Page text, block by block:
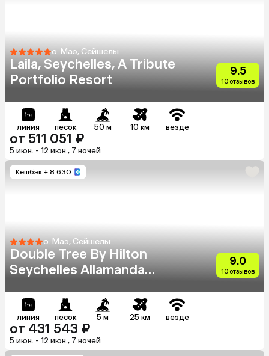
о. Маэ, Сейшелы
Laila, Seychelles, A Tribute
Portfolio Resort
9.5
10 отзывов
линия песок 50 м 10 км везде
от 511 051 ₽
5 июн. - 12 июн., 7 ночей
Кешбэк + 8 630
о. Маэ, Сейшелы
Double Tree By Hilton
Seychelles Allamanda
9.0
10 отзывов
линия песок 5 м 25 км везде
от 431 543 ₽
5 июн. - 12 июн., 7 ночей